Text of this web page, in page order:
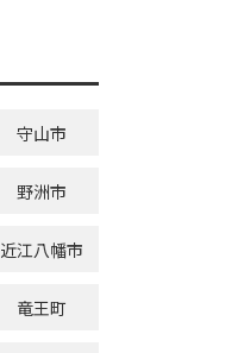
守山市
野洲市
近江八幡市
竜王町